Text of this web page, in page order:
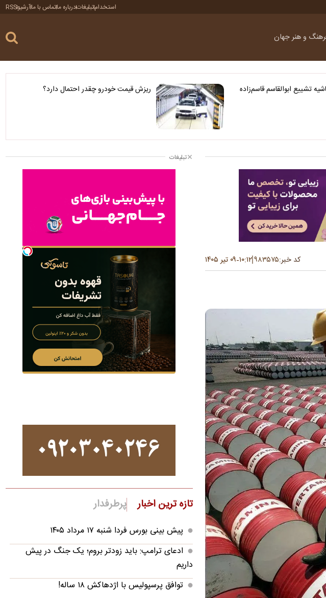
استخدامتبلیغاتدرباره ماتماس با ماآرشیوRSS
و هنرجهان
تشییع ابوالقاسم قاسم‌زاده ریزش قیمت خودرو چقدر احتمال دارد؟
کد خبر:۹۸۳۵۷۵۱۰:۱۲-۰۹ تیر ۱۴۰۵
تبلیغات
تازه ترین اخبار پرطرفدار
پیش بینی بورس فردا شنبه ۱۷ مرداد ۱۴۰۵
ادعای ترامپ: باید زودتر بروم؛ یک جنگ در پیش
داریم
توافق پرسپولیس با اژدهاکش ۱۸ ساله!